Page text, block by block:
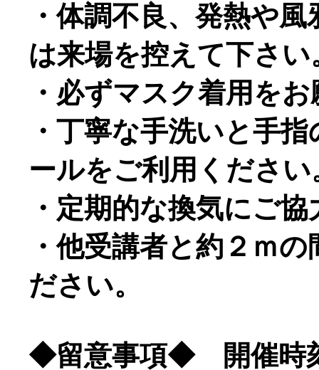
・体調不良、発熱や
は来場を控えて下さい
・必ずマスク着用を
・丁寧な手洗いと手
ールをご利用ください
・定期的な換気にご
・他受講者と約２ｍ
ださい。
◆留意事項◆ 開催時